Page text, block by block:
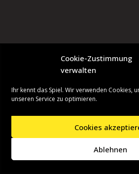
Cookie-Zustimmung
verwalten
Ihr kennt das Spiel. Wir verwenden Cookies,
unseren Service zu optimieren.
Cookies
Ablehnen
| Präsentiert vonWordPress
Presseinformationen